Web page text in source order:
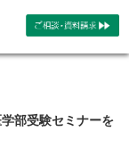
部受験セミナーを